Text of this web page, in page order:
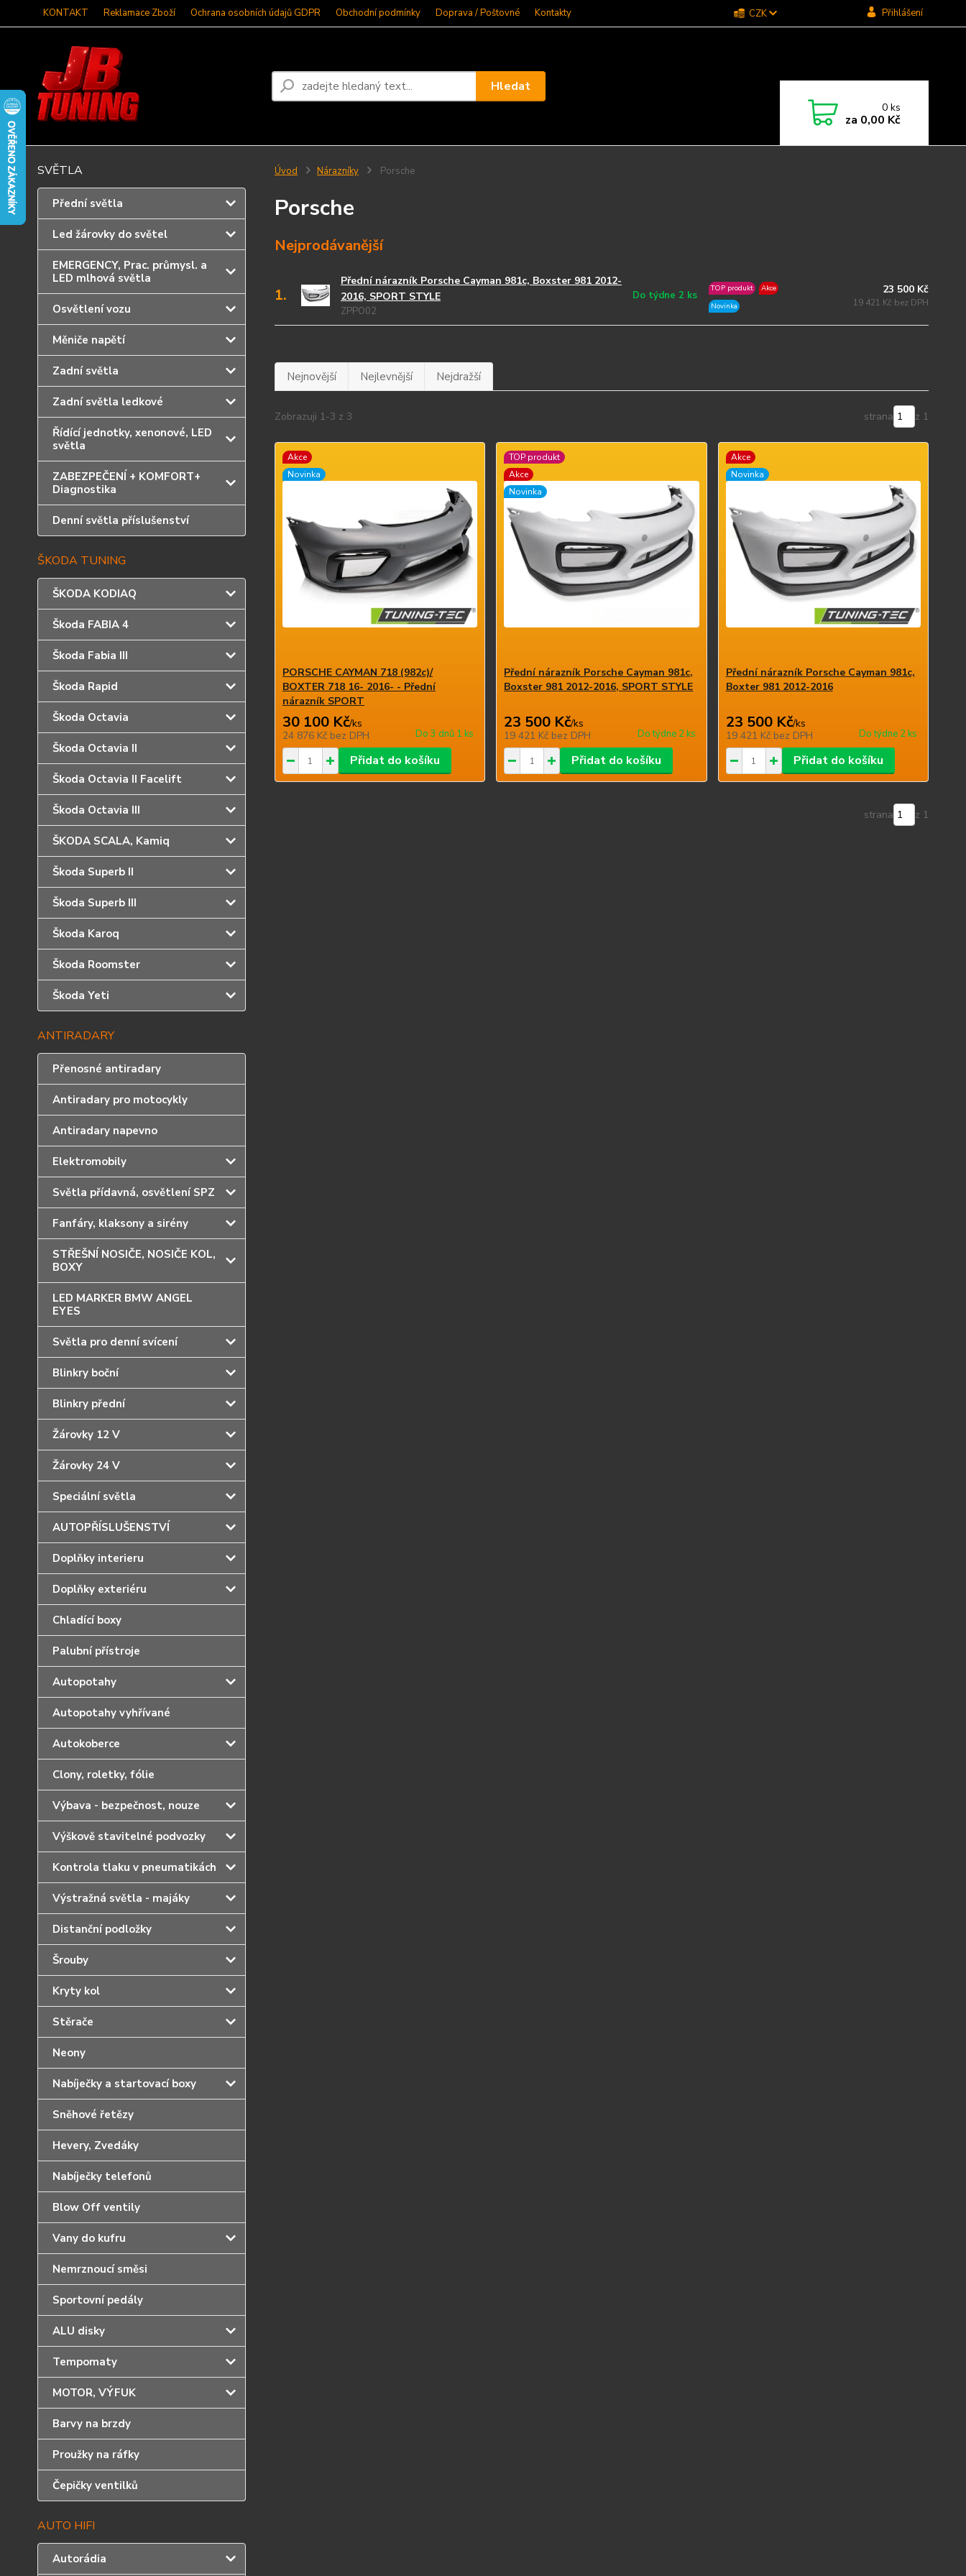
KONTAKT Reklamace Zboží Ochrana osobních údajů GDPR Obchodní podmínky Doprava / Poštovné Kontakty CZK Přihlášení
Hledat
0ks
za 0,00 Kč
SVĚTLA
Přední světla
Led žárovky do světel
EMERGENCY, Prac. průmysl. a
LED mlhová světla
Osvětlení vozu
Měniče napětí
Zadní světla
Zadní světla ledkové
Řídící jednotky, xenonové, LED
světla
ZABEZPEČENÍ + KOMFORT+
Diagnostika
Denní světla příslušenství
ŠKODA TUNING
ŠKODA KODIAQ
Škoda FABIA 4
Škoda Fabia III
Škoda Rapid
Škoda Octavia
Škoda Octavia II
Škoda Octavia II Facelift
Škoda Octavia III
ŠKODA SCALA, Kamiq
Škoda Superb II
Škoda Superb III
Škoda Karoq
Škoda Roomster
Škoda Yeti
ANTIRADARY
Přenosné antiradary
Antiradary pro motocykly
Antiradary napevno
Elektromobily
Světla přídavná, osvětlení SPZ
Fanfáry, klaksony a sirény
STŘEŠNÍ NOSIČE, NOSIČE KOL,
BOXY
LED MARKER BMW ANGEL
EYES
Světla pro denní svícení
Blinkry boční
Blinkry přední
Žárovky 12 V
Žárovky 24 V
Speciální světla
AUTOPŘÍSLUŠENSTVÍ
Doplňky interieru
Doplňky exteriéru
Chladící boxy
Palubní přístroje
Autopotahy
Autopotahy vyhřívané
Autokoberce
Clony, roletky, fólie
Výbava - bezpečnost, nouze
Výškově stavitelné podvozky
Kontrola tlaku v pneumatikách
Výstražná světla - majáky
Distanční podložky
Šrouby
Kryty kol
Stěrače
Neony
Nabíječky a startovací boxy
Sněhové řetězy
Hevery, Zvedáky
Nabíječky telefonů
Blow Off ventily
Vany do kufru
Nemrznoucí směsi
Sportovní pedály
ALU disky
Tempomaty
MOTOR, VÝFUK
Barvy na brzdy
Proužky na ráfky
Čepičky ventilků
AUTO HIFI
Autorádia
Úvod Nárazníky Porsche
Porsche
Nejprodávanější
1.
Přední nárazník Porsche Cayman 981c, Boxster 981 2012-
2016, SPORT STYLE
ZPPO02
Do týdne 2 ks
TOP produkt
Akce
Novinka
23 500 Kč
19 421 Kč bez DPH
Nejnovější Nejlevnější Nejdražší
Zobrazuji 1-3 z 3 strana z 1
Akce
Novinka
PORSCHE CAYMAN 718 (982c)/
BOXTER 718 16- 2016- - Přední
nárazník SPORT
30 100 Kč/ks
24 876 Kč bez DPH Do 3 dnů 1 ks
Přidat do košíku
TOP produkt
Akce
Novinka
Přední nárazník Porsche Cayman 981c,
Boxster 981 2012-2016, SPORT STYLE
23 500 Kč/ks
19 421 Kč bez DPH Do týdne 2 ks
Přidat do košíku
Akce
Novinka
Přední nárazník Porsche Cayman 981c,
Boxter 981 2012-2016
23 500 Kč/ks
19 421 Kč bez DPH Do týdne 2 ks
Přidat do košíku
strana z 1